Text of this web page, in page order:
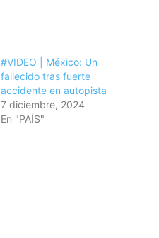
#VIDEO | México: Un
fallecido tras fuerte
accidente en autopista
7 diciembre, 2024
En "PAÍS"